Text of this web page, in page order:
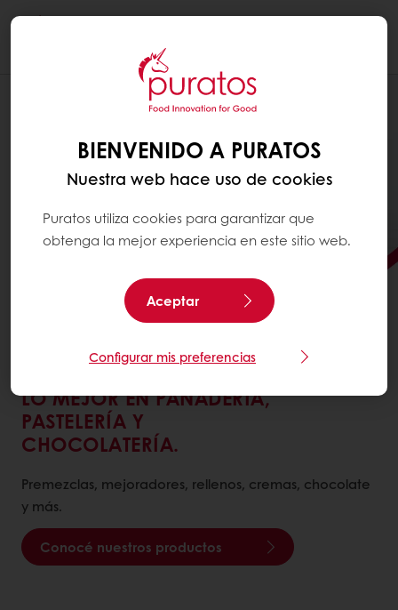
IMPULSÁ TU NEGOCIO CON
LO MEJOR EN PANADERÍA,
PASTELERÍA Y
CHOCOLATERÍA.
Premezclas, mejoradores, rellenos, cremas, chocolate
y más.
Conocé nuestros productos
BIENVENIDO A PURATOS
Nuestra web hace uso de cookies
Puratos utiliza cookies para garantizar que
obtenga la mejor experiencia en este sitio web.
Aceptar
Configurar mis preferencias